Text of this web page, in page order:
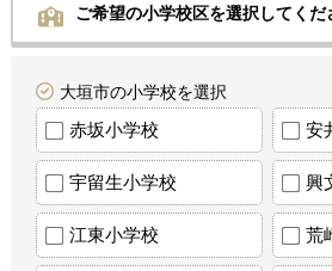
ご希望の小学校区を選択してくだ
大垣市の小学校を選択
赤坂小学校 安
宇留生小学校 興
江東小学校 荒